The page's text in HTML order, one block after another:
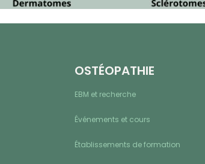
OSTÉOPATHIE
EBM et recherche
Événements et cours
Établissements de formation